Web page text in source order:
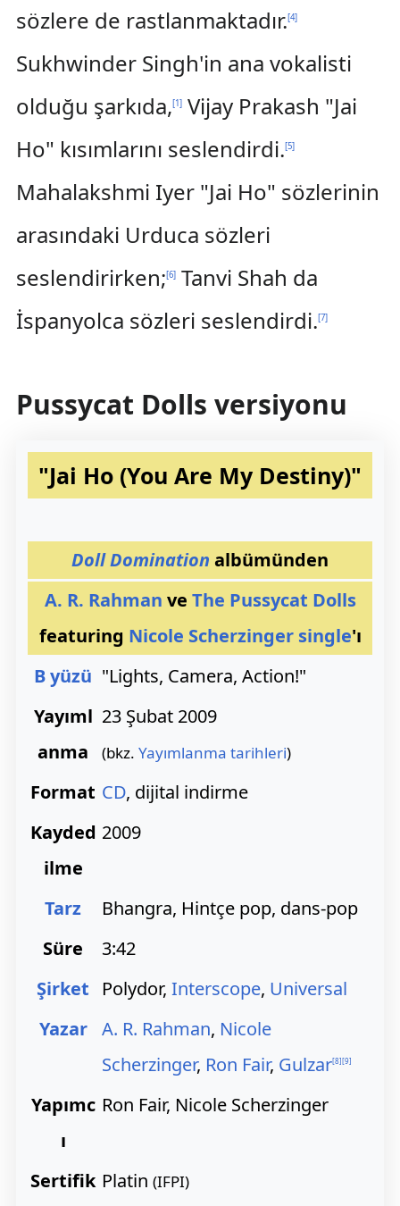
sözlere de rastlanmaktadır.[4]
Sukhwinder Singh'in ana vokalisti
olduğu şarkıda,[1]Vijay Prakash "Jai
Ho" kısımlarını seslendirdi.[5]
Mahalakshmi Iyer "Jai Ho" sözlerinin
arasındaki Urduca sözleri
seslendirirken;[6]Tanvi Shah da
İspanyolca sözleri seslendirdi.[7]
Pussycat Dolls versiyonu
"Jai Ho (You Are My Destiny)"
Doll Domination albümünden
A. R. Rahman ve The Pussycat Dolls
featuring Nicole Scherzinger single'ı
B yüzü "Lights, Camera, Action!"
Yayıml
anma
23 Şubat 2009
(bkz. Yayımlanma tarihleri)
Format CD, dijital indirme
Kayded
ilme
2009
Tarz
Bhangra, Hintçe pop, dans-pop
Süre
3:42
Şirket
Polydor, Interscope, Universal
Yazar
A. R. Rahman, Nicole
Scherzinger, Ron Fair, Gulzar[8][9]
Yapımc
ı
Ron Fair, Nicole Scherzinger
Sertifik Platin (IFPI)